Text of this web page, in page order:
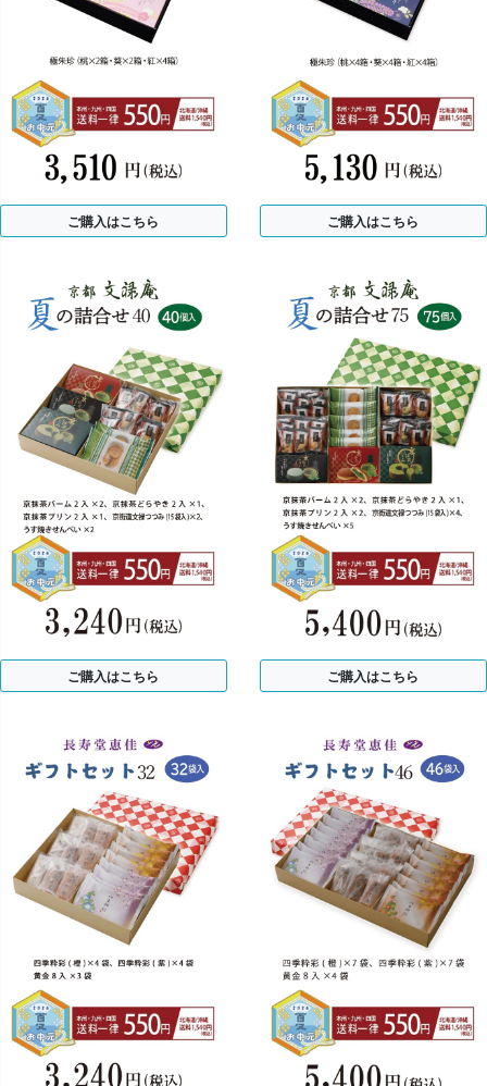
ご購入はこちら ご購入はこちら
ご購入はこちら ご購入はこちら